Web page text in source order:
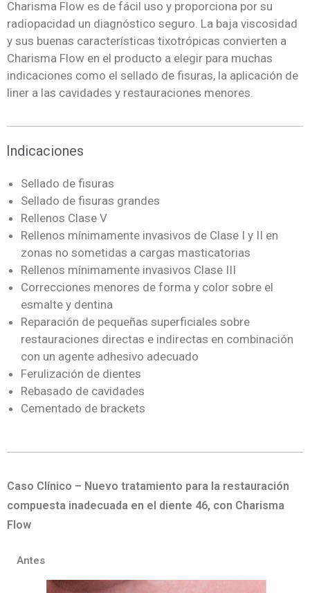
Charisma Flow es de fácil uso y proporciona por su
radiopacidad un diagnóstico seguro. La baja viscosidad
y sus buenas características tixotrópicas convierten a
Charisma Flow en el producto a elegir para muchas
indicaciones como el sellado de fisuras, la aplicación de
liner a las cavidades y restauraciones menores.
Indicaciones
Sellado de fisuras
Sellado de fisuras grandes
Rellenos Clase V
Rellenos mínimamente invasivos de Clase I y II en
zonas no sometidas a cargas masticatorias
Rellenos mínimamente invasivos Clase III
Correcciones menores de forma y color sobre el
esmalte y dentina
Reparación de pequeñas superficiales sobre
restauraciones directas e indirectas en combinación
con un agente adhesivo adecuado
Ferulización de dientes
Rebasado de cavidades
Cementado de brackets
Caso Clínico – Nuevo tratamiento para la restauración
compuesta inadecuada en el diente 46, con Charisma
Flow
Antes